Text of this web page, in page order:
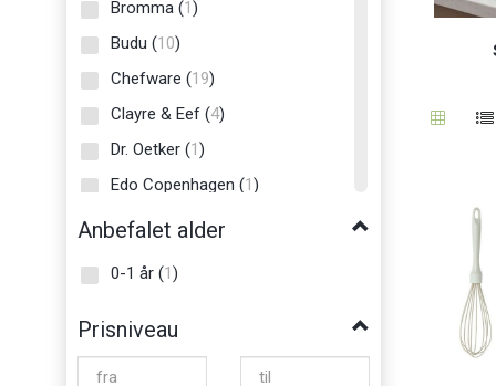
Bromma (1)
Budu (10)
Chefware (19)
Clayre & Eef (4)
Dr. Oetker (1)
Edo Copenhagen (1)
Esschert Design
G. Wurm
Gartex(1)
Anbefalet alder
0-1 år (1)
Prisniveau